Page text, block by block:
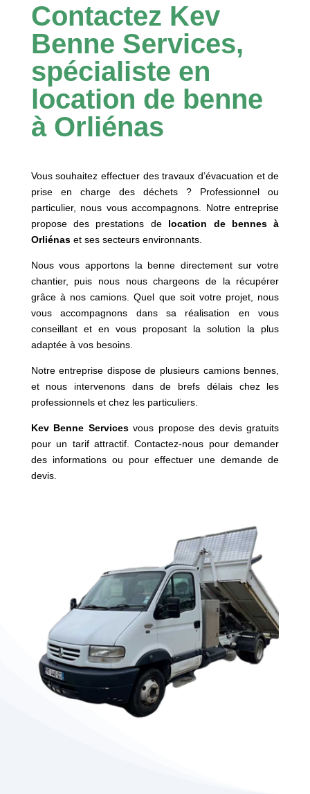
Contactez Kev
Benne Services,
spécialiste en
location de benne
à Orliénas
Vous souhaitez effectuer des travaux d’évacuation et de
prise en charge des déchets ? Professionnel ou
particulier, nous vous accompagnons. Notre entreprise
propose des prestations de location de bennes à
Orliénaset ses secteurs environnants.
Nous vous apportons la benne directement sur votre
chantier, puis nous nous chargeons de la récupérer
grâce à nos camions. Quel que soit votre projet, nous
vous accompagnons dans sa réalisation en vous
conseillant et en vous proposant la solution la plus
adaptée à vos besoins.
Notre entreprise dispose de plusieurs camions bennes,
et nous intervenons dans de brefs délais chez les
professionnels et chez les particuliers.
Kev Benne Servicesvous propose des devis gratuits
pour un tarif attractif. Contactez-nous pour demander
des informations ou pour effectuer une demande de
devis.